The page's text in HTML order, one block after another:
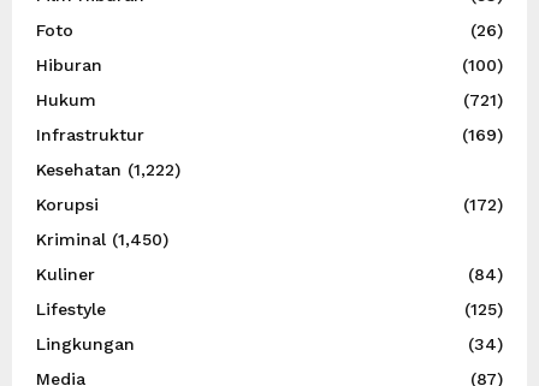
Foto
(26)
Hiburan
(100)
Hukum
(721)
Infrastruktur
(169)
Kesehatan (1,222)
Korupsi
(172)
Kriminal (1,450)
Kuliner
(84)
Lifestyle
(125)
Lingkungan
(34)
Media
(87)